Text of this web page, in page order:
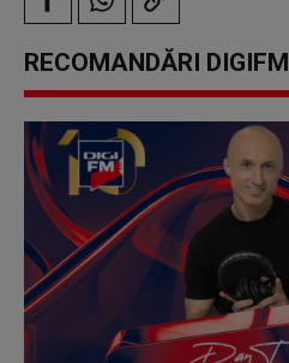
RECOMANDĂRI DIGIFM